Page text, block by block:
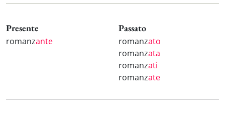
Presente
romanzante
Passato
romanzato
romanzata
romanzati
romanzate